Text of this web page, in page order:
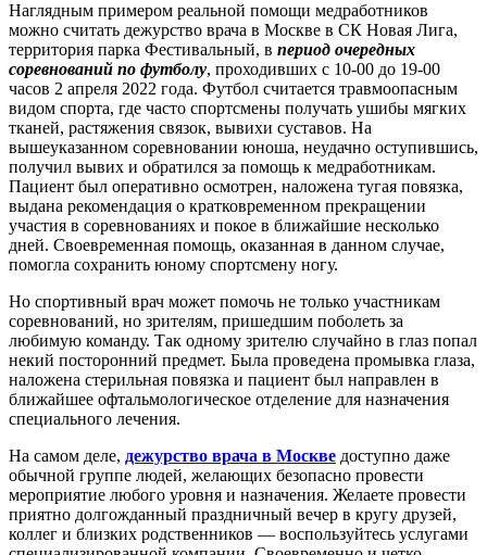
Наглядным примером реальной помощи медработников
можно считать дежурство врача в Москве в СК Новая Лига,
территория парка Фестивальный, в период очередных
соревнований по футболу, проходивших с 10-00 до 19-00
часов 2 апреля 2022 года. Футбол считается травмоопасным
видом спорта, где часто спортсмены получать ушибы мягких
тканей, растяжения связок, вывихи суставов. На
вышеуказанном соревновании юноша, неудачно оступившись,
получил вывих и обратился за помощь к медработникам.
Пациент был оперативно осмотрен, наложена тугая повязка,
выдана рекомендация о кратковременном прекращении
участия в соревнованиях и покое в ближайшие несколько
дней. Своевременная помощь, оказанная в данном случае,
помогла сохранить юному спортсмену ногу.
Но спортивный врач может помочь не только участникам
соревнований, но зрителям, пришедшим поболеть за
любимую команду. Так одному зрителю случайно в глаз попал
некий посторонний предмет. Была проведена промывка глаза,
наложена стерильная повязка и пациент был направлен в
ближайшее офтальмологическое отделение для назначения
специального лечения.
На самом деле, дежурство врача в Москве доступно даже
обычной группе людей, желающих безопасно провести
мероприятие любого уровня и назначения. Желаете провести
приятно долгожданный праздничный вечер в кругу друзей,
коллег и близких родственников — воспользуйтесь услугами